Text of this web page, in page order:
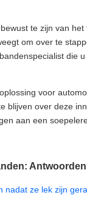
te zijn van
om over te
die
voor
blijven over deze
aan een
nadat ze lek zijn